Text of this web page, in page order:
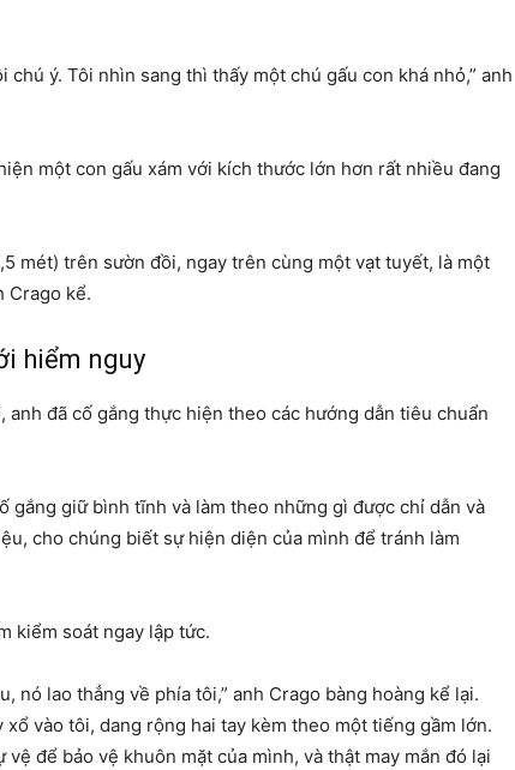
ý. Tôi nhìn sang thì thấy một chú gấu con khá nhỏ,” anh
một con gấu xám với kích thước lớn hơn rất nhiều đang
mét) trên sườn đồi, ngay trên cùng một vạt tuyết, là một
Crago kể.
hiểm nguy
đã cố gắng thực hiện theo các hướng dẫn tiêu chuẩn
gắng giữ bình tĩnh và làm theo những gì được chỉ dẫn và
cho chúng biết sự hiện diện của mình để tránh làm
kiểm soát ngay lập tức.
nó lao thẳng về phía tôi,” anh Crago bàng hoàng kể lại.
vào tôi, dang rộng hai tay kèm theo một tiếng gầm lớn.
để bảo vệ khuôn mặt của mình, và thật may mắn đó lại